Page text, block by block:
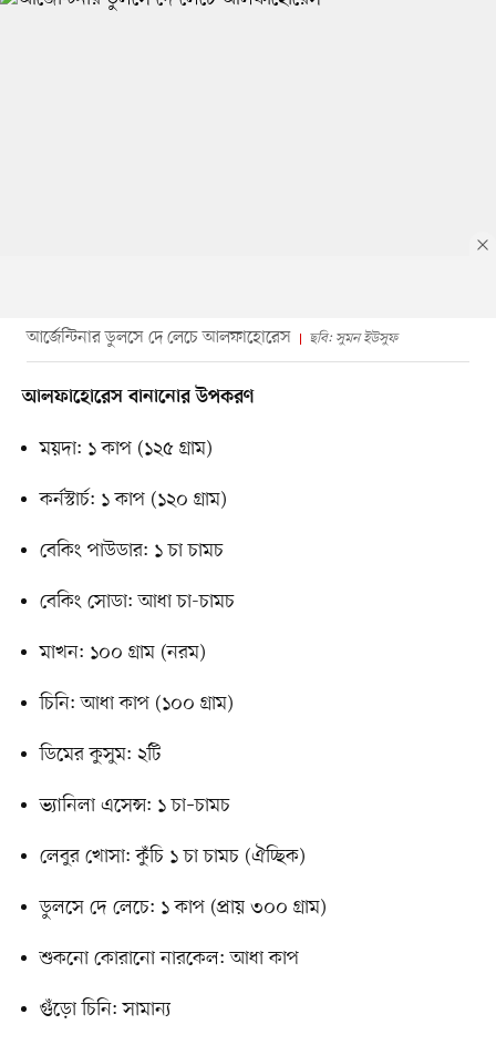
আর্জেন্টিনার ডুলসে দে লেচে আলফাহোরেস ছবি: সুমন ইউসুফ
আলফাহোরেস বানানোর উপকরণ
ময়দা: ১ কাপ (১২৫ গ্রাম)
কর্নস্টার্চ: ১ কাপ (১২০ গ্রাম)
বেকিং পাউডার: ১ চা চামচ
বেকিং সোডা: আধা চা-চামচ
মাখন: ১০০ গ্রাম (নরম)
চিনি: আধা কাপ (১০০ গ্রাম)
ডিমের কুসুম: ২টি
ভ্যানিলা এসেন্স: ১ চা–চামচ
লেবুর খোসা: কুঁচি ১ চা চামচ (ঐচ্ছিক)
ডুলসে দে লেচে: ১ কাপ (প্রায় ৩০০ গ্রাম)
শুকনো কোরানো নারকেল: আধা কাপ
গুঁড়ো চিনি: সামান্য